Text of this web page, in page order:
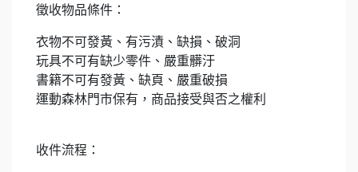
徵收物品條件：
衣物不可發黃、有污漬、缺損、破洞
玩具不可有缺少零件、嚴重髒汙
書籍不可有發黃、缺頁、嚴重破損
運動森林門市保有，商品接受與否之權利
收件流程：